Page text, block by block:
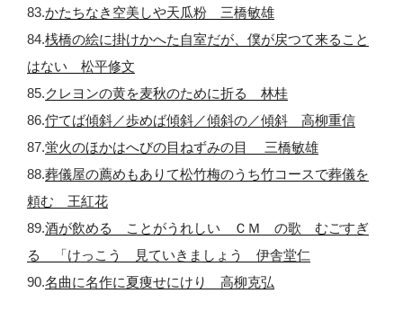
83.かたちなき空美しや天瓜粉 三橋敏雄
84.桟橋の絵に掛けかへた自室だが、僕が戻つて来ること
はない 松平修文
85.クレヨンの黄を麦秋のために折る 林桂
86.佇てば傾斜／歩めば傾斜／傾斜の／傾斜 高柳重信
87.蛍火のほかはへびの目ねずみの目 三橋敏雄
88.葬儀屋の薦めもありて松竹梅のうち竹コースで葬儀を
頼む 王紅花
89.酒が飲める ことがうれしい ＣＭ の歌 むごすぎ
る 「けっこう 見ていきましょう 伊舎堂仁
90.名曲に名作に夏痩せにけり 高柳克弘